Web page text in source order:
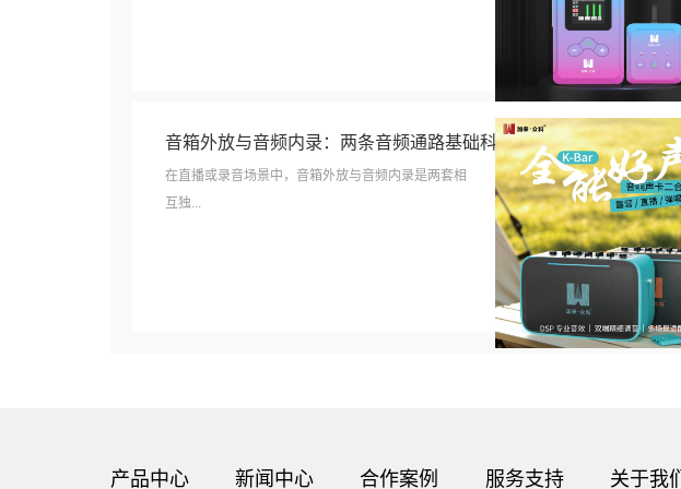
音箱外放与音频内录：两条音频通路基础科普
在直播或录音场景中，音箱外放与音频内录是两套相
互独...
产品中心 新闻中心 合作案例 服务支持 关于我们